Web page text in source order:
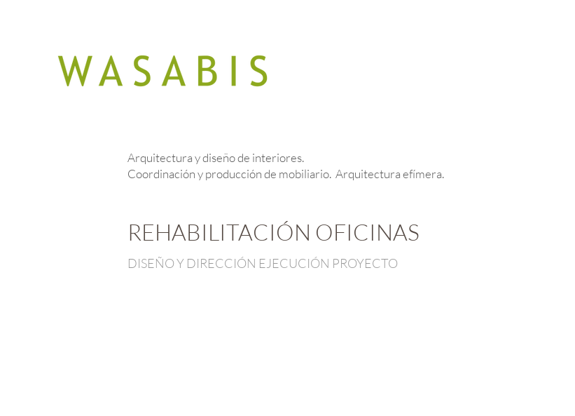
Arquitectura y diseño de interiores.
Coordinación y producción de mobiliario. Arquitectura efímera.
REHABILITACIÓN OFICINAS
DISEÑO Y DIRECCIÓN EJECUCIÓN PROYECTO